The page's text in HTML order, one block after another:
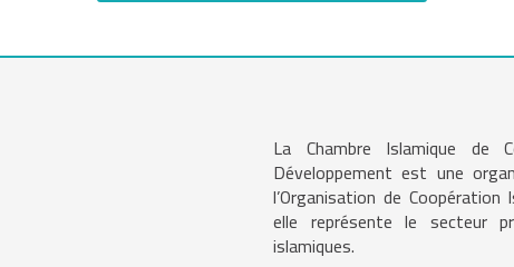
La Chambre Islamique de
Développement est une
l’Organisation de Coopération
elle représente le secteur
islamiques.